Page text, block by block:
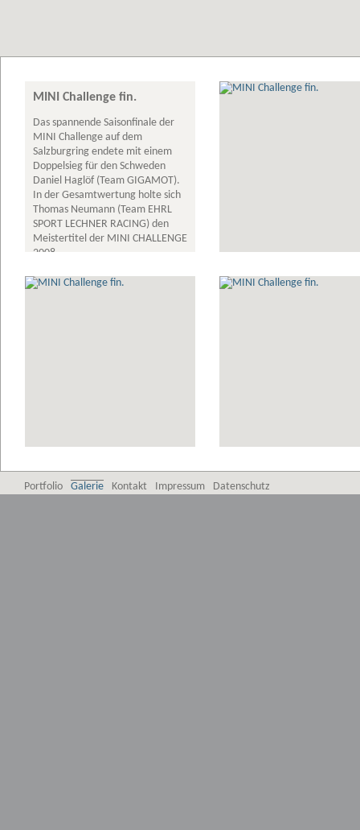
MINI Challenge fin.
Das spannende Saisonfinale der
MINI Challenge auf dem
Salzburgring endete mit einem
Doppelsieg für den Schweden
Daniel Haglöf (Team GIGAMOT).
In der Gesamtwertung holte sich
Thomas Neumann (Team EHRL
SPORT LECHNER RACING) den
Meistertitel der MINI CHALLENGE
2008.
Portfolio Galerie Kontakt Impressum Datenschutz